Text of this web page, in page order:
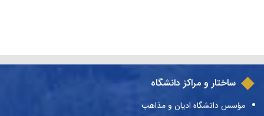
ساختار و مراکز دانشگاه
مؤسس دانشگاه ادیان و مذاهب